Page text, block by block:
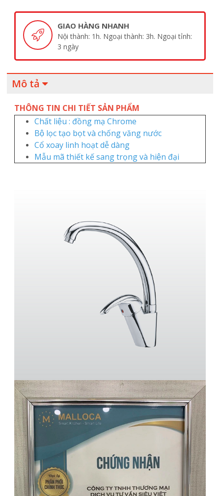
GIAO HÀNG NHANH
Nội thành: 1h. Ngoại thành: 3h. Ngoại tỉnh:
3 ngày
Mô tả
THÔNG TIN CHI TIẾT SẢN PHẨM
Chất liệu : đồng mạ Chrome
Bộ lọc tạo bọt và chống văng nước
Cổ xoay linh hoạt dễ dàng
Mẫu mã thiết kế sang trọng và hiện đại